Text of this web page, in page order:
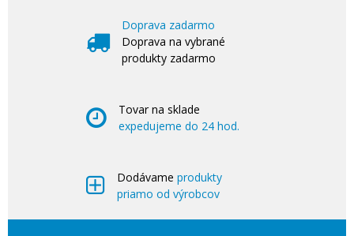
Doprava zadarmo
Doprava na vybrané
produkty zadarmo
Tovar na sklade
expedujeme do 24 hod.
Dodávame produkty
priamo od výrobcov